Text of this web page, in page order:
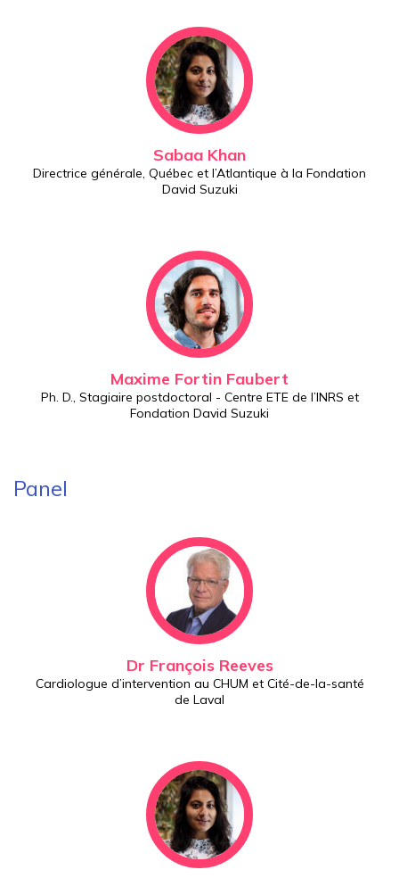
Sabaa Khan
Directrice générale, Québec et l’Atlantique à la Fondation
David Suzuki
Maxime Fortin Faubert
Ph. D., Stagiaire postdoctoral - Centre ETE de l’INRS et
Fondation David Suzuki
Panel
Dr François Reeves
Cardiologue d’intervention au CHUM et Cité-de-la-santé
de Laval